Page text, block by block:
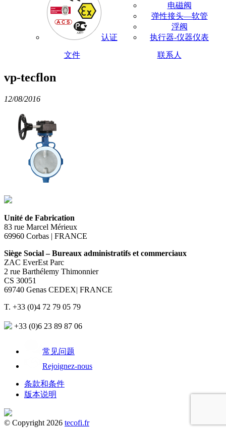
认证
电磁阀
弹性接头—软管
浮阀
执行器-仪器仪表
文件 联系人
vp-tecflon
12/08/2016
Unité de Fabrication
83 rue Marcel Mérieux
69960 Corbas | FRANCE
Siège Social – Bureaux administratifs et commerciaux
ZAC EverEst Parc
2 rue Barthélemy Thimonnier
CS 30051
69740 Genas CEDEX| FRANCE
T. +33 (0)4 72 79 05 79
+33 (0)6 23 89 87 06
常见问题
Rejoignez-nous
条款和条件
版本说明
© Copyright 2026 tecofi.fr